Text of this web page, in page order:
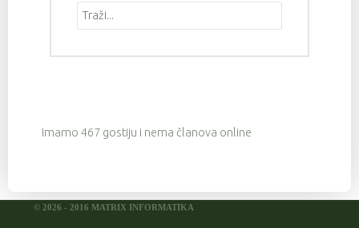
Imamo 467 gostiju i nema članova online
© 2026 - 2016 MATRIX INFORMATIKA